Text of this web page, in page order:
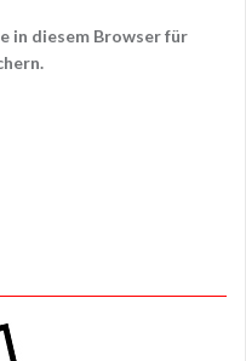
in diesem Browser für